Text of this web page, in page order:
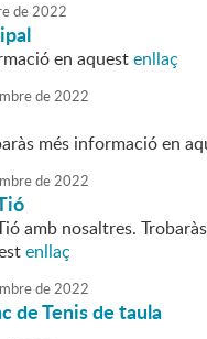
de2022
en aquestenllaç
de2022
més informació en
de2022
amb nosaltres.
enllaç
de2022
de Tenis de taula